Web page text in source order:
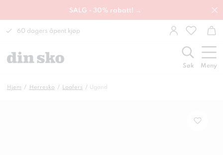
SALG - 30% rabatt! →
60 dagers åpent kjøp
Søk Meny
Hjem Herresko Loafers Ugand